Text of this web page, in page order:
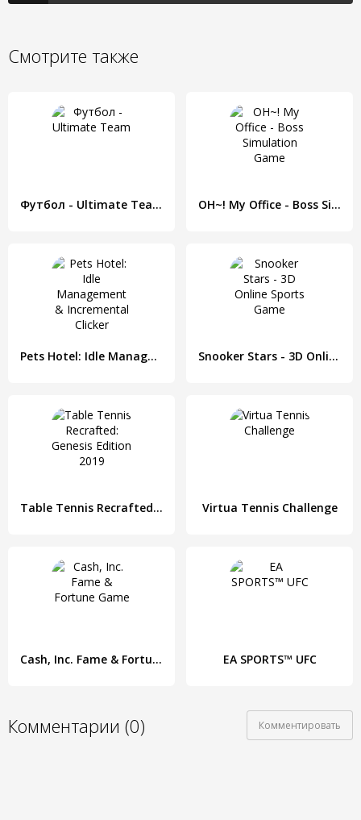
Смотрите также
Футбол - Ultimate Team OH~! My Office - Boss Simulation Game
Pets Hotel: Idle Management & Incremental Clicker Snooker Stars - 3D Online Sports Game
Table Tennis Recrafted: Genesis Edition 2019 Virtua Tennis Challenge
Cash, Inc. Fame & Fortune Game EA SPORTS™ UFC
Комментарии (0) Комментировать